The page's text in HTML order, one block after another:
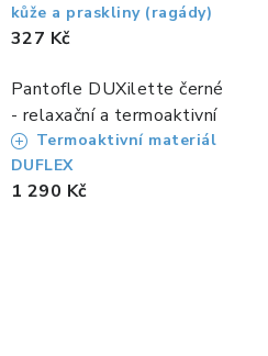
kůže a praskliny (ragády)
327 Kč
Pantofle DUXilette černé
- relaxační a termoaktivní
Termoaktivní materiál
DUFLEX
1 290 Kč